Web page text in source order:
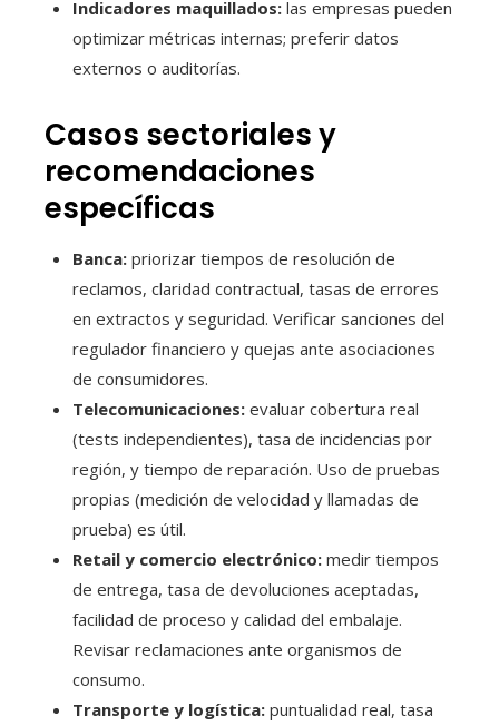
Indicadores maquillados: las empresas pueden
optimizar métricas internas; preferir datos
externos o auditorías.
Casos sectoriales y
recomendaciones
específicas
Banca: priorizar tiempos de resolución de
reclamos, claridad contractual, tasas de errores
en extractos y seguridad. Verificar sanciones del
regulador financiero y quejas ante asociaciones
de consumidores.
Telecomunicaciones: evaluar cobertura real
(tests independientes), tasa de incidencias por
región, y tiempo de reparación. Uso de pruebas
propias (medición de velocidad y llamadas de
prueba) es útil.
Retail y comercio electrónico: medir tiempos
de entrega, tasa de devoluciones aceptadas,
facilidad de proceso y calidad del embalaje.
Revisar reclamaciones ante organismos de
consumo.
Transporte y logística: puntualidad real, tasa